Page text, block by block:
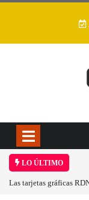
LO ÚLTIMO
Las tarjetas gráficas